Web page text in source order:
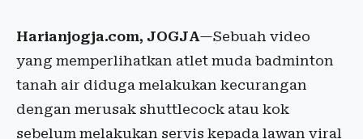
Harianjogja.com, JOGJA—Sebuah video
yang memperlihatkan atlet muda badminton
tanah air diduga melakukan kecurangan
dengan merusak shuttlecock atau kok
sebelum melakukan servis kepada lawan viral